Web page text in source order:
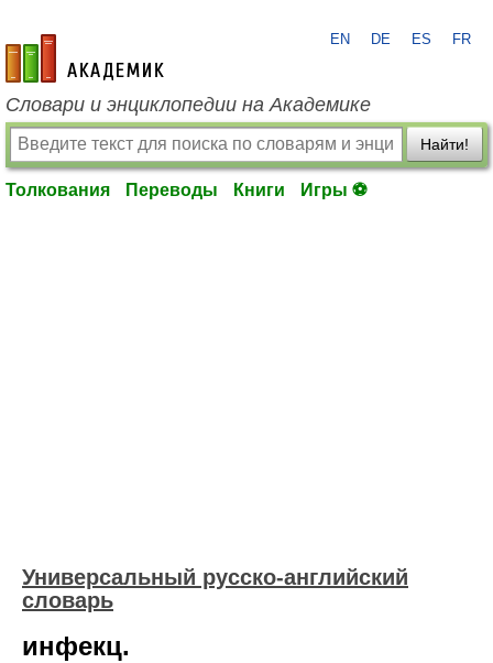
academic.ru
EN DE ES FR
Словари и энциклопедии на Академике
Найти!
Толкования Переводы Книги Игры ⚽
Универсальный русско-английский
словарь
инфекц.